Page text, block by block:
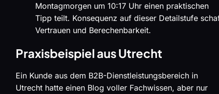
Montagmorgen um 10:17 Uhr einen praktischen
Tipp teilt. Konsequenz auf dieser Detailstufe
Vertrauen und Berechenbarkeit.
Praxisbeispiel aus Utrecht
Ein Kunde aus dem B2B-Dienstleistungsbereich in
Utrecht hatte einen Blog voller Fachwissen, aber nur